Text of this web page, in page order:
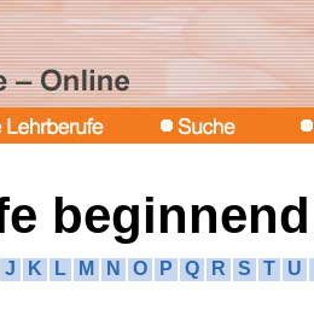
J K L M N O P Q R S T U